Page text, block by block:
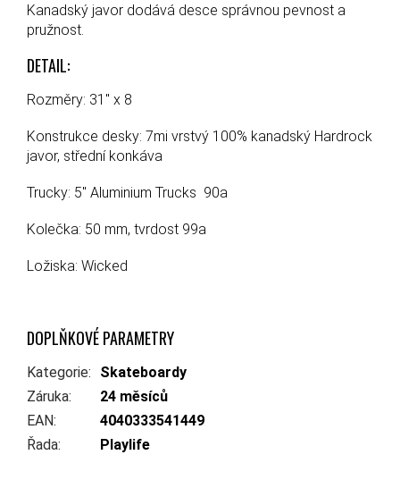
Kanadský javor dodává desce správnou pevnost a
pružnost.
DETAIL:
Rozměry: 31" x 8
Konstrukce desky: 7mi vrstvý 100% kanadský Hardrock
javor, střední konkáva
Trucky: 5" Aluminium Trucks 90a
Kolečka: 50 mm, tvrdost 99a
Ložiska: Wicked
DOPLŇKOVÉ PARAMETRY
Kategorie:
Skateboardy
Záruka:
24 měsíců
EAN:
4040333541449
Řada: Playlife